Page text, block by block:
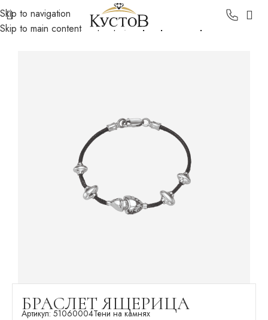
Skip to navigation
Skip to main content
Главная Каталог Серебро Серебряные браслеты
БРАСЛЕТ ЯЩЕРИЦА
Артикул: 51060004Тени на камнях